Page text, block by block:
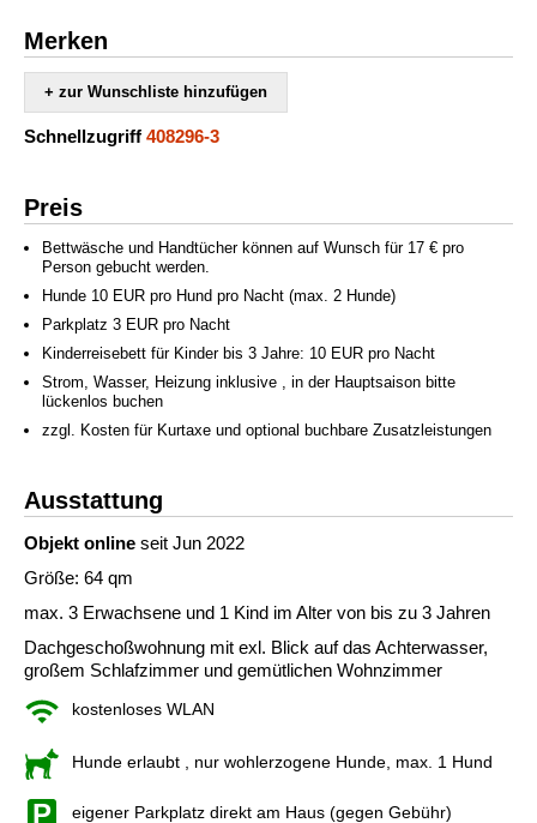
Merken
+ zur Wunschliste hinzufügen
Schnellzugriff 408296-3
Preis
Bettwäsche und Handtücher können auf Wunsch für 17 € pro
Person gebucht werden.
Hunde 10 EUR pro Hund pro Nacht (max. 2 Hunde)
Parkplatz 3 EUR pro Nacht
Kinderreisebett für Kinder bis 3 Jahre: 10 EUR pro Nacht
Strom, Wasser, Heizung inklusive , in der Hauptsaison bitte
lückenlos buchen
zzgl. Kosten für Kurtaxe und optional buchbare Zusatzleistungen
Ausstattung
Objekt online seit Jun 2022
Größe: 64 qm
max. 3 Erwachsene und 1 Kind im Alter von bis zu 3 Jahren
Dachgeschoßwohnung mit exl. Blick auf das Achterwasser,
großem Schlafzimmer und gemütlichen Wohnzimmer
kostenloses WLAN
Hunde erlaubt , nur wohlerzogene Hunde, max. 1 Hund
eigener Parkplatz direkt am Haus (gegen Gebühr)